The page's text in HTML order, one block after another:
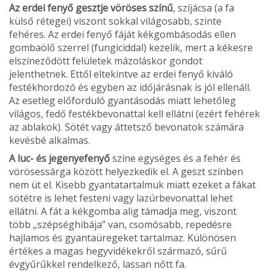
Az erdei fenyő gesztje vöröses színű, szíjácsa (a fa
külső rétegei) viszont sokkal világosabb, szinte
fehéres. Az erdei fenyő fáját kékgombáso­dás ellen
gombaölő szerrel (fungiciddal) kezelik, mert a kékesre
elszíneződött felületek mázoláskor gondot
jelenthetnek. Ettől eltekintve az erdei fenyő kiváló
festékhordozó és egyben az időjárásnak is jól ellenáll.
Az esetleg előforduló gyantásodás miatt lehetőleg
világos, fedő festékbevonattal kell ellátni (ezért fehérek
az ablakok). Sötét vagy áttet­sző bevonatok számára
kevésbé alkalmas.
A luc- és jegenyefenyőszíne egységes és a fe­hér és
vörösessárga között helyezkedik el. A geszt színben
nem üt el. Kisebb gyantatartalmuk miatt ezeket a fákat
sötétre is lehet festeni vagy lazúrbevonattal lehet
ellátni. A fát a kékgomba alig támadja meg, viszont
több „szépséghibája” van, csomósabb, repedésre
hajlamos és gyantaüre­geket tartalmaz. Különösen
értékes a magas hegyvidékekről származó, sűrű
évgyűrűkkel ren­delkező, lassan nőtt fa.